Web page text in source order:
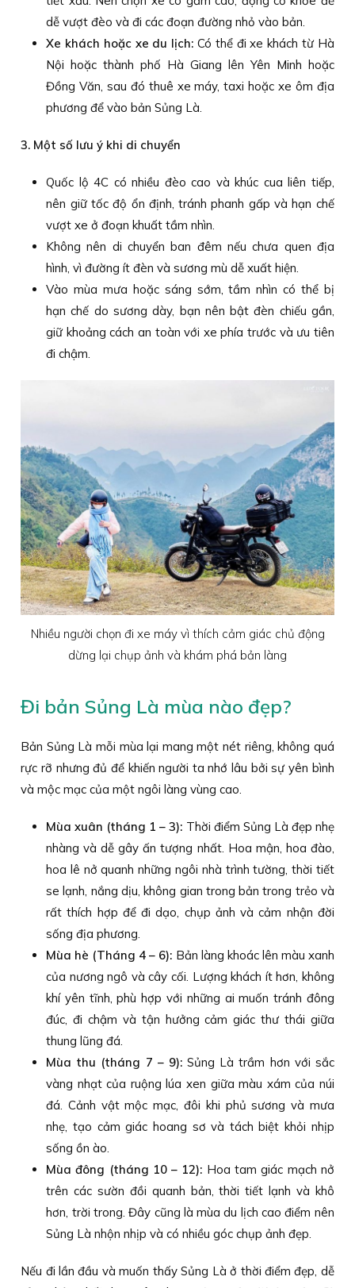
dễ vượt đèo và đi các đoạn đường nhỏ vào bản.
Xe khách hoặc xe du lịch: Có thể đi xe khách từ Hà
Nội hoặc thành phố Hà Giang lên Yên Minh hoặc
Đồng Văn, sau đó thuê xe máy, taxi hoặc xe ôm địa
phương để vào bản Sủng Là.
3. Một số lưu ý khi di chuyển
Quốc lộ 4C có nhiều đèo cao và khúc cua liên tiếp,
nên giữ tốc độ ổn định, tránh phanh gấp và hạn chế
vượt xe ở đoạn khuất tầm nhìn.
Không nên di chuyển ban đêm nếu chưa quen địa
hình, vì đường ít đèn và sương mù dễ xuất hiện.
Vào mùa mưa hoặc sáng sớm, tầm nhìn có thể bị
hạn chế do sương dày, bạn nên bật đèn chiếu gần,
giữ khoảng cách an toàn với xe phía trước và ưu tiên
đi chậm.
Nhiều người chọn đi xe máy vì thích cảm giác chủ động
dừng lại chụp ảnh và khám phá bản làng
Đi bản Sủng Là mùa nào đẹp?
Bản Sủng Là mỗi mùa lại mang một nét riêng, không quá
rực rỡ nhưng đủ để khiến người ta nhớ lâu bởi sự yên bình
và mộc mạc của một ngôi làng vùng cao.
Mùa xuân (tháng 1 – 3): Thời điểm Sủng Là đẹp nhẹ
nhàng và dễ gây ấn tượng nhất. Hoa mận, hoa đào,
hoa lê nở quanh những ngôi nhà trình tường, thời tiết
se lạnh, nắng dịu, không gian trong bản trong trẻo và
rất thích hợp để đi dạo, chụp ảnh và cảm nhận đời
sống địa phương.
Mùa hè (Tháng 4 – 6): Bản làng khoác lên màu xanh
của nương ngô và cây cối. Lượng khách ít hơn, không
khí yên tĩnh, phù hợp với những ai muốn tránh đông
đúc, đi chậm và tận hưởng cảm giác thư thái giữa
thung lũng đá.
Mùa thu (tháng 7 – 9):Sủng Là trầm hơn với sắc
vàng nhạt của ruộng lúa xen giữa màu xám của núi
đá. Cảnh vật mộc mạc, đôi khi phủ sương và mưa
nhẹ, tạo cảm giác hoang sơ và tách biệt khỏi nhịp
sống ồn ào.
Mùa đông (tháng 10 – 12): Hoa tam giác mạch nở
trên các sườn đồi quanh bản, thời tiết lạnh và khô
hơn, trời trong. Đây cũng là mùa du lịch cao điểm nên
Sủng Là nhộn nhịp và có nhiều góc chụp ảnh đẹp.
Nếu đi lần đầu và muốn thấy Sủng Là ở thời điểm đẹp, dễ